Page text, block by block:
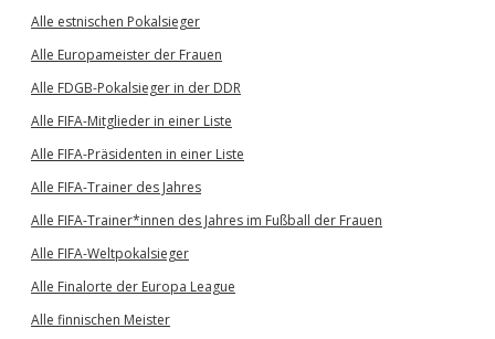
Alle estnischen Pokalsieger
Alle Europameister der Frauen
Alle FDGB-Pokalsieger in der DDR
Alle FIFA-Mitglieder in einer Liste
Alle FIFA-Präsidenten in einer Liste
Alle FIFA-Trainer des Jahres
Alle FIFA-Trainer*innen des Jahres im Fußball der Frauen
Alle FIFA-Weltpokalsieger
Alle Finalorte der Europa League
Alle finnischen Meister